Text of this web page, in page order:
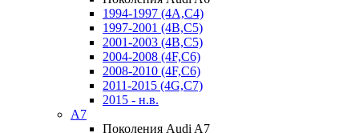
1994-1997 (4A,C4)
1997-2001 (4B,C5)
2001-2003 (4B,C5)
2004-2008 (4F,C6)
2008-2010 (4F,C6)
2011-2015 (4G,C7)
2015 - н.в.
A7
Поколения Audi A7